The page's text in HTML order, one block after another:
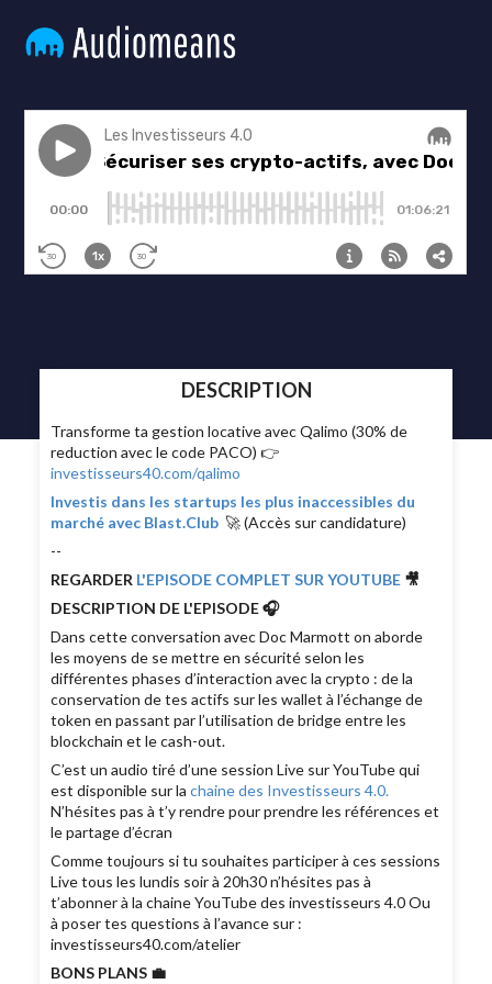
DESCRIPTION
Transforme ta gestion locative avec Qalimo (30% de
reduction avec le code PACO) 👉
investisseurs40.com/qalimo
Investis dans les startups les plus inaccessibles du
marché avec Blast.Club 🚀 (Accès sur candidature)
--
REGARDER L'EPISODE COMPLET SUR YOUTUBE 🎥
DESCRIPTION DE L'EPISODE 🎧
Dans cette conversation avec Doc Marmott on aborde
les moyens de se mettre en sécurité selon les
différentes phases d’interaction avec la crypto : de la
conservation de tes actifs sur les wallet à l’échange de
token en passant par l’utilisation de bridge entre les
blockchain et le cash-out.
C’est un audio tiré d’une session Live sur YouTube qui
est disponible sur lachaine des Investisseurs 4.0.
N’hésites pas à t’y rendre pour prendre les références et
le partage d’écran
Comme toujours si tu souhaites participer à ces sessions
Live tous les lundis soir à 20h30 n’hésites pas à
t’abonner à la chaine YouTube des investisseurs 4.0 Ou
à poser tes questions à l’avance sur :
investisseurs40.com/atelier
BONS PLANS 💼